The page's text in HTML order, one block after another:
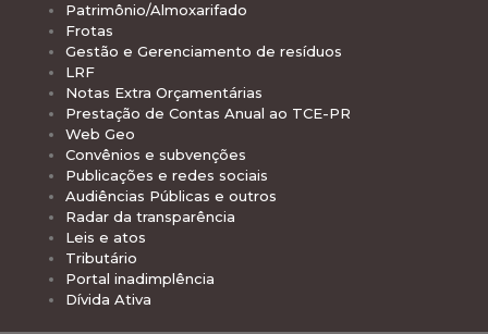
Patrimônio/Almoxarifado
Frotas
Gestão e Gerenciamento de resíduos
LRF
Notas Extra Orçamentárias
Prestação de Contas Anual ao TCE-PR
Web Geo
Convênios e subvenções
Publicações e redes sociais
Audiências Públicas e outros
Radar da transparência
Leis e atos
Tributário
Portal inadimplência
Dívida Ativa